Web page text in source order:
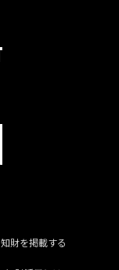
知財を掲載する